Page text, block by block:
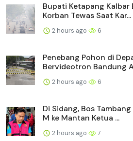
Bupati Ketapang Kalbar
Korban Tewas Saat Kar...
2 hours ago 6
Penebang Pohon di
Bervideotron Bandung
2 hours ago 6
Di Sidang, Bos Tambang
M ke Mantan Ketua ...
2 hours ago 7